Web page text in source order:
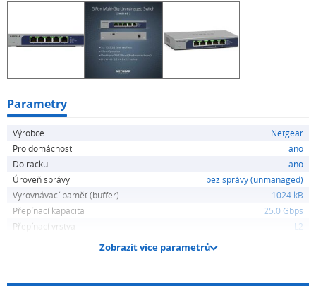
Parametry
Výrobce
Netgear
Pro domácnost
ano
Do racku
ano
Úroveň správy
bez správy (unmanaged)
Vyrovnávací paměť (buffer)
1024 kB
Přepínací kapacita
25.0 Gbps
Přepínací vrstva
L2
Zobrazit více parametrů